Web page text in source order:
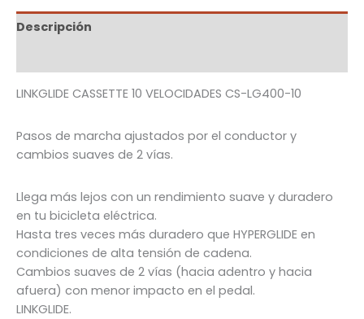
Descripción
LINKGLIDE CASSETTE 10 VELOCIDADES CS-LG400-10
Pasos de marcha ajustados por el conductor y
cambios suaves de 2 vías.
Llega más lejos con un rendimiento suave y duradero
en tu bicicleta eléctrica.
Hasta tres veces más duradero que HYPERGLIDE en
condiciones de alta tensión de cadena.
Cambios suaves de 2 vías (hacia adentro y hacia
afuera) con menor impacto en el pedal.
LINKGLIDE.